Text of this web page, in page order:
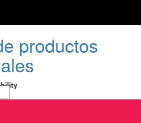
productos